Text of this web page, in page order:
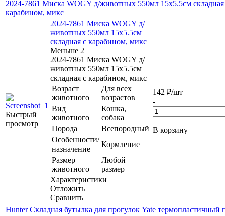
2024-7861 Миска WOGY д/животных 550мл 15х5.5см складная
карабином, микс
Быстрый
просмотр
2024-7861 Миска WOGY д/
животных 550мл 15х5.5см
складная с карабином, микс
Меньше 2
2024-7861 Миска WOGY д/
животных 550мл 15х5.5см
складная с карабином, микс
Возраст
животного
Для всех
возрастов
Вид
животного
Кошка,
собака
Порода
Всепородный
Особенности/
назначение
Кормление
Размер
животного
Любой
размер
Характеристики
Отложить
Сравнить
142 ₽/шт
-
+
В корзину
Hunter Складная бутылка для прогулок Yate термопластичный